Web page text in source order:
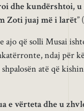
dhe kundërshtoi,
Zoti juaj më i larët”
ajo që solli Musai
ndaj për
atë që
e vërteta dhe u